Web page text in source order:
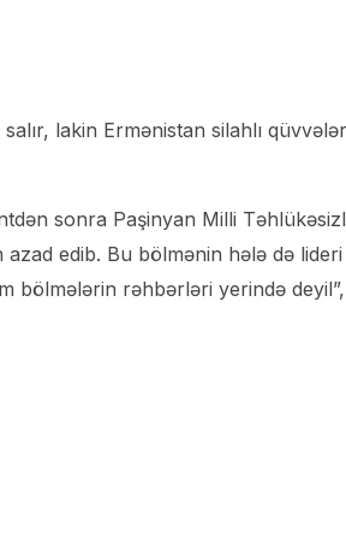
lakin Ermənistan silahlı
sonra Paşinyan Milli
azad edib. Bu bölmənin hələ də lideri
bölmələrin rəhbərləri yerində